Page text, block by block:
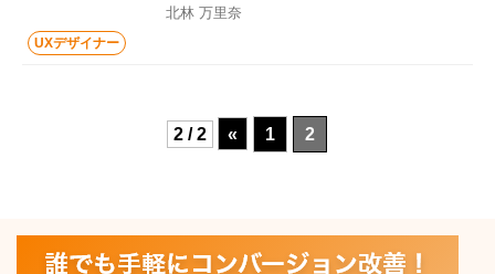
北林 万里奈
UXデザイナー
2 / 2 « 1 2